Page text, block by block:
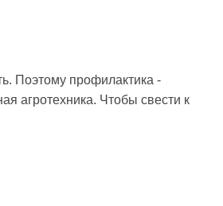
Поэтому профилактика -
агротехника. Чтобы свести к